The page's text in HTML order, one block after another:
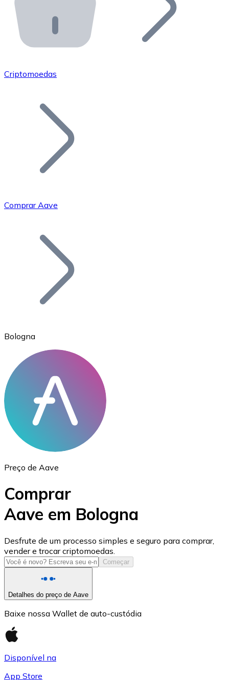
API Bitnovo
Integre nossa API no seu ecossistema.
Junte-se à nossa rede de revendedores e comercialize
Adicione o token do seu projeto ao nosso serviço de
Bitcoin
Ethereum
ETH
USD Coin
USDC
Criptomoedas
Comprar Aave
Bologna
Preço de Aave
Comprar
Aave em Bologna
Desfrute de um processo simples e seguro para comprar,
vender e trocar criptomoedas.
Começar
Detalhes do preço de Aave
Baixe nossa Wallet de auto-custódia
Disponível na
App Store